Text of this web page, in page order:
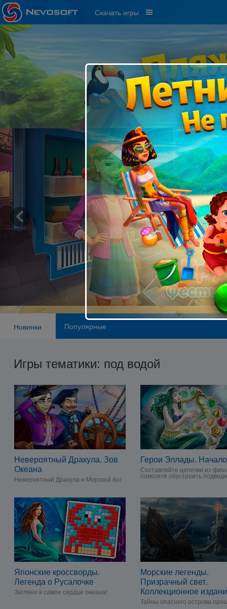
Скачать игры
Новинки Популярные
Игры тематики: под водой
Невероятный Дракула. Зов
Океана
Невероятный Дракула и Морской бог
Герои Эллады. Начало
Составляйте цепочки из
помогите обустроить
Японские кроссворды.
Легенда о Русалочке
Загляни в самое сердце океана!
Морские легенды.
Призрачный свет.
Коллекционное
Тайны опасного острова